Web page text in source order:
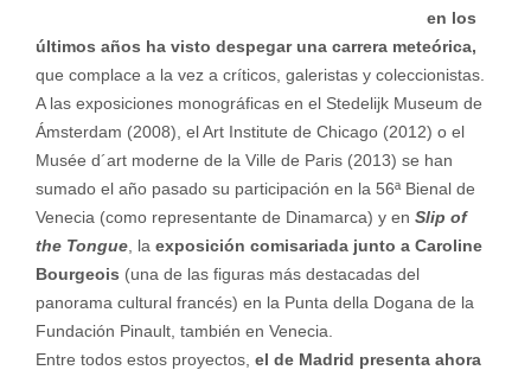
en los
últimos años ha visto despegar una carrera meteórica,
que complace a la vez a críticos, galeristas y coleccionistas.
A las exposiciones monográficas en el Stedelijk Museum de
Ámsterdam (2008), el Art Institute de Chicago (2012) o el
Musée d´art moderne de la Ville de Paris (2013) se han
sumado el año pasado su participación en la 56ª Bienal de
Venecia (como representante de Dinamarca) y en Slip of
the Tongue, la exposición comisariada junto a Caroline
Bourgeois (una de las figuras más destacadas del
panorama cultural francés) en la Punta della Dogana de la
Fundación Pinault, también en Venecia.
Entre todos estos proyectos, el de Madrid presenta ahora